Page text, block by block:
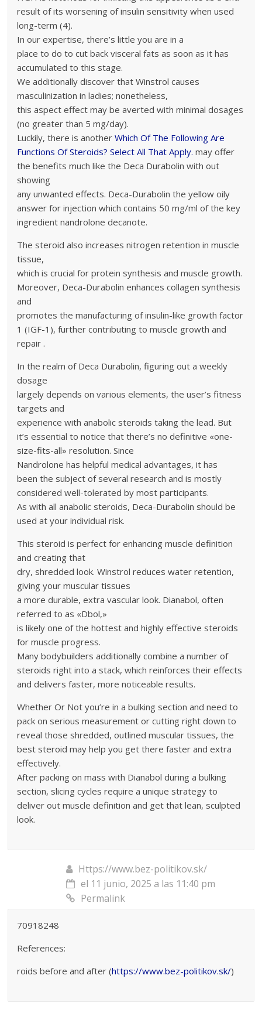
result of its worsening of insulin sensitivity when used
long-term (4).
In our expertise, there’s little you are in a
place to do to cut back visceral fats as soon as it has
accumulated to this stage.
We additionally discover that Winstrol causes
masculinization in ladies; nonetheless,
this aspect effect may be averted with minimal dosages
(no greater than 5 mg/day).
Luckily, there is anotherWhich Of The Following Are
Functions Of Steroids? Select All That Apply. may offer
the benefits much like the Deca Durabolin with out
showing
any unwanted effects. Deca-Durabolin the yellow oily
answer for injection which contains 50 mg/ml of the key
ingredient nandrolone decanote.
The steroid also increases nitrogen retention in muscle
tissue,
which is crucial for protein synthesis and muscle growth.
Moreover, Deca-Durabolin enhances collagen synthesis
and
promotes the manufacturing of insulin-like growth factor
1 (IGF-1), further contributing to muscle growth and
repair .
In the realm of Deca Durabolin, figuring out a weekly
dosage
largely depends on various elements, the user’s fitness
targets and
experience with anabolic steroids taking the lead. But
it’s essential to notice that there’s no definitive «one-
size-fits-all» resolution. Since
Nandrolone has helpful medical advantages, it has
been the subject of several research and is mostly
considered well-tolerated by most participants.
As with all anabolic steroids, Deca-Durabolin should be
used at your individual risk.
This steroid is perfect for enhancing muscle definition
and creating that
dry, shredded look. Winstrol reduces water retention,
giving your muscular tissues
a more durable, extra vascular look. Dianabol, often
referred to as «Dbol,»
is likely one of the hottest and highly effective steroids
for muscle progress.
Many bodybuilders additionally combine a number of
steroids right into a stack, which reinforces their effects
and delivers faster, more noticeable results.
Whether Or Not you’re in a bulking section and need to
pack on serious measurement or cutting right down to
reveal those shredded, outlined muscular tissues, the
best steroid may help you get there faster and extra
effectively.
After packing on mass with Dianabol during a bulking
section, slicing cycles require a unique strategy to
deliver out muscle definition and get that lean, sculpted
look.
Https://www.bez-politikov.sk/
el 11 junio, 2025 a las 11:40 pm
Permalink
70918248
References:
roids before and after (https://www.bez-politikov.sk/)